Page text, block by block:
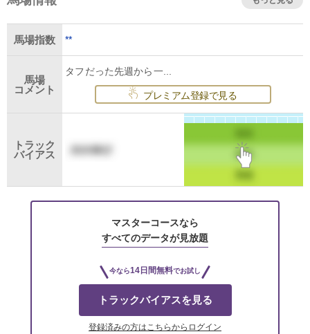
馬場指数 **
馬場
コメント
タフだった先週から一...
プレミアム登録で見る
トラック
バイアス
マスターコースなら
すべてのデータが見放題
今なら14日間無料でお試し
トラックバイアスを見る
登録済みの方はこちらからログイン